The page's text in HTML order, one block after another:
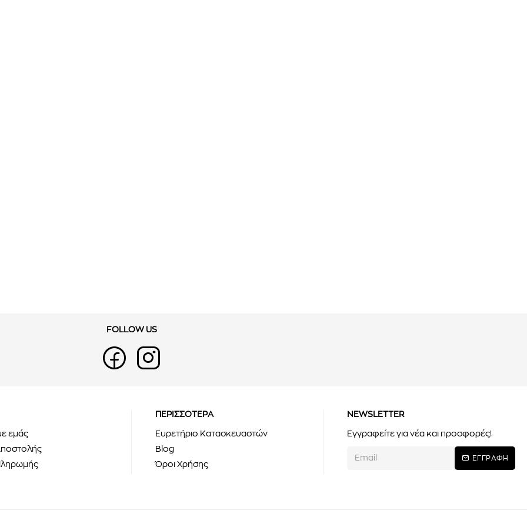
FOLLOW US
εμάς
ΠΕΡΙΣΣΟΤΕΡΑ
Ευρετήριο Κατασκευαστών
Blog
Όροι Χρήσης
NEWSLETTER
Εγγραφείτε για νέα και προσφορές!
ΕΓΓΡΑΦΗ